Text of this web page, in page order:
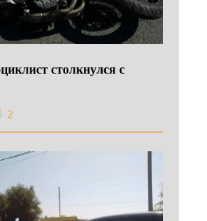
столкнулся с
2